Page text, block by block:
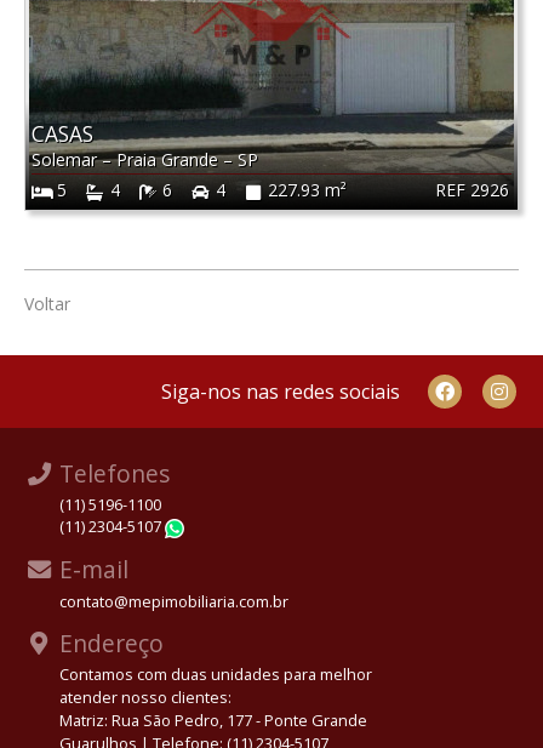
REF 2926
CASAS
Solemar–Praia Grande–SP
5
4 6 4 227.93 m²
Voltar
Siga-nos nas redes sociais
Telefones
(11) 5196-1100
(11) 2304-5107
E-mail
contato@mepimobiliaria.com.br
Endereço
Contamos com duas unidades para melhor
atender nosso clientes:
Matriz: Rua São Pedro, 177 - Ponte Grande